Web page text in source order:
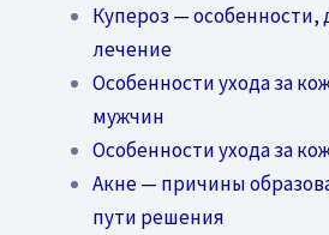
Купероз — особенности,
лечение
Особенности ухода за
мужчин
Особенности ухода за
Акне — причины
пути решения